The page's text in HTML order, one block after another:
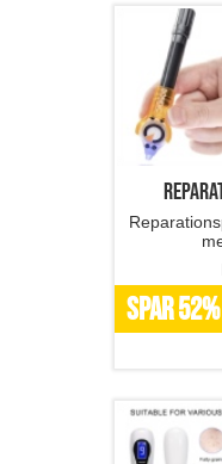
SPAR 52%